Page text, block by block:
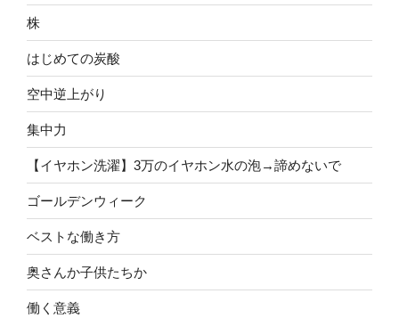
株
はじめての炭酸
空中逆上がり
集中力
【イヤホン洗濯】3万のイヤホン水の泡→諦めないで
ゴールデンウィーク
ベストな働き方
奥さんか子供たちか
働く意義